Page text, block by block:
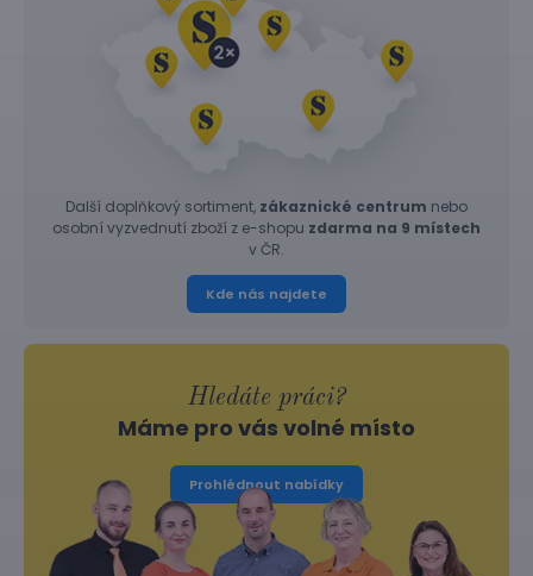
Další doplňkový sortiment, zákaznické centrum nebo
osobní vyzvednutí zboží z e-shopu zdarma na 9 místech
v ČR.
Kde nás najdete
Hledáte práci?
Máme pro vás volné místo
Prohlédnout nabídky